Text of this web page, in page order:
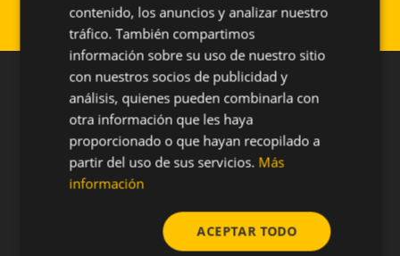
ENGLISH
contenido, los anuncios y analizar nuestro
tráfico. También compartimos
información sobre su uso de nuestro sitio
con nuestros socios de publicidad y
análisis, quienes pueden combinarla con
otra información que les haya
proporcionado o que hayan recopilado a
partir del uso de sus servicios. Más
información
ACEPTAR TODO